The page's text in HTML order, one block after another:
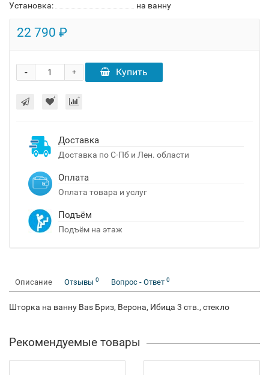
Установка:
на ванну
22 790 ₽
+
- Купить
Доставка
Доставка по С-Пб и Лен. области
Оплата
Оплата товара и услуг
Подъём
Подъём на этаж
Описание Отзывы 0 Вопрос - Ответ 0
Шторка на ванну Bas Бриз, Верона, Ибица 3 ств., стекло
Рекомендуемые товары